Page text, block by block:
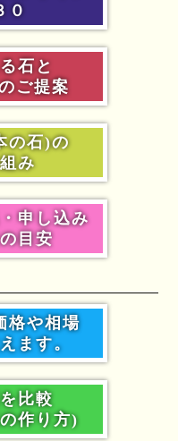
０
石と
ご提案
の石)の
み
申し込み
目安
格や相場
ます。
比較
作り方)